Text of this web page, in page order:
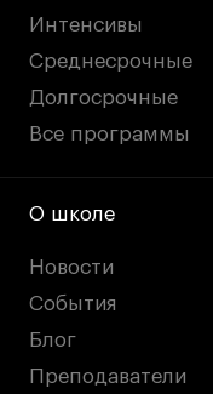
Интенсивы
Среднесрочные
Долгосрочные
Все программы
О школе
Новости
События
Блог
Преподаватели